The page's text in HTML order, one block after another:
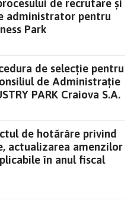
de recrutare și
administrator pentru
Park
de selecție pentru
de Administrație
PARK Craiova S.A.
de hotărâre privind
actualizarea amenzilor
în anul fiscal